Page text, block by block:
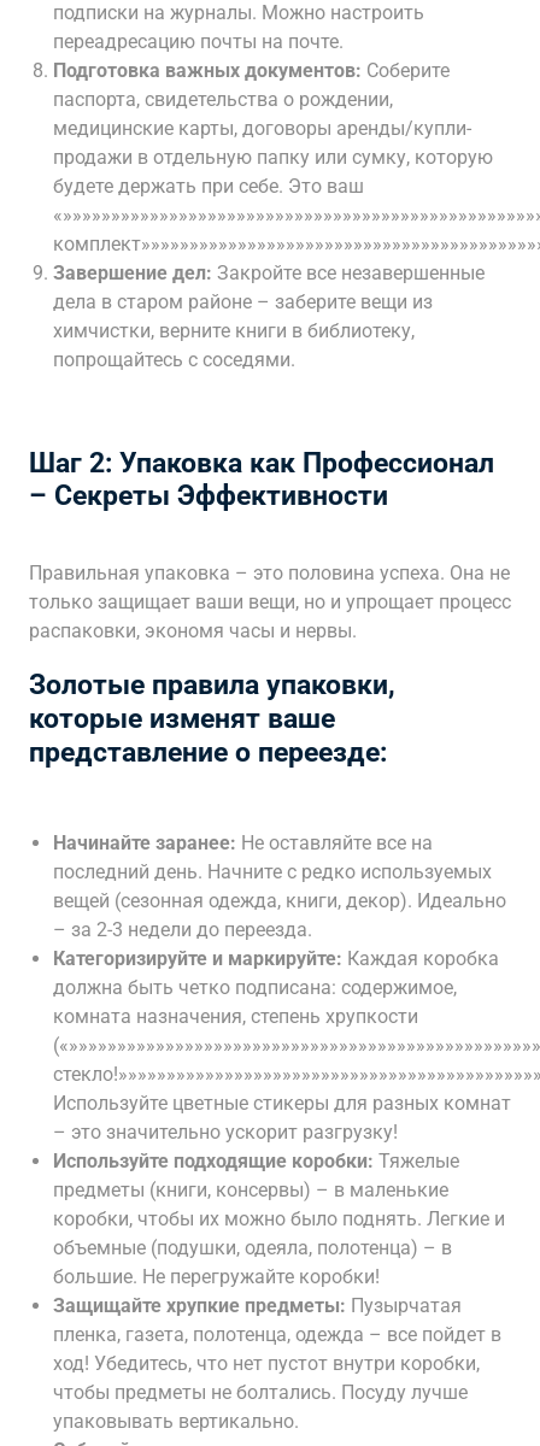
подписки на журналы. Можно настроить
переадресацию почты на почте.
Подготовка важных документов: Соберите
паспорта, свидетельства о рождении,
медицинские карты, договоры аренды/купли-
продажи в отдельную папку или сумку, которую
будете держать при себе. Это ваш
Завершение дел: Закройте все незавершенные
дела в старом районе – заберите вещи из
химчистки, верните книги в библиотеку,
попрощайтесь с соседями.
Шаг 2: Упаковка как Профессионал
– Секреты Эффективности
Правильная упаковка – это половина успеха. Она не
только защищает ваши вещи, но и упрощает процесс
распаковки, экономя часы и нервы.
Золотые правила упаковки,
которые изменят ваше
представление о переезде:
Начинайте заранее: Не оставляйте все на
последний день. Начните с редко используемых
вещей (сезонная одежда, книги, декор). Идеально
– за 2-3 недели до переезда.
Категоризируйте и маркируйте: Каждая коробка
должна быть четко подписана: содержимое,
комната назначения, степень хрупкости
Используйте цветные стикеры для разных комнат
– это значительно ускорит разгрузку!
Используйте подходящие коробки: Тяжелые
предметы (книги, консервы) – в маленькие
коробки, чтобы их можно было поднять. Легкие и
объемные (подушки, одеяла, полотенца) – в
большие. Не перегружайте коробки!
Защищайте хрупкие предметы: Пузырчатая
пленка, газета, полотенца, одежда – все пойдет в
ход! Убедитесь, что нет пустот внутри коробки,
чтобы предметы не болтались. Посуду лучше
упаковывать вертикально.